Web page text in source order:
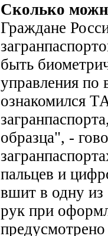
Сколько
Граждане
быть
управления
ознакомился
образца", -
пальцев и
вшит в одну из
рук при
предусмотрено